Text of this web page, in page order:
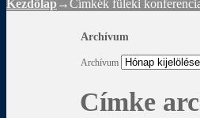
Kezdőlap →Címkék füleki
Archívum
Archívum
Címke